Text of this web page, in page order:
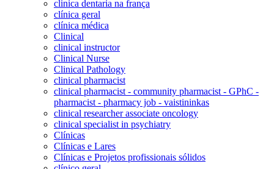
clinica dentaria na frança
clínica geral
clínica médica
Clinical
clinical instructor
Clinical Nurse
Clinical Pathology
clinical pharmacist
clinical pharmacist - community pharmacist - GPhC -
pharmacist - pharmacy job - vaistininkas
clinical researcher associate oncology
clinical specialist in psychiatry
Clínicas
Clínicas e Lares
Clínicas e Projetos profissionais sólidos